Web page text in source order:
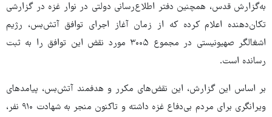
به‌گزارش قدس، همچنین دفتر اطلاع‌رسانی دولتی در نوار غزه در گزارشی
تکان‌دهنده اعلام کرده که از زمان آغاز اجرای توافق آتش‌بس، رژیم
اشغالگر صهیونیستی در مجموع ۳۰۰۵ مورد نقض این توافق را به ثبت
رسانده است.
بر اساس این گزارش، این نقض‌های مکرر و هدفمند آتش‌بس، پیامدهای
ویرانگری برای مردم بی‌دفاع غزه داشته و تاکنون منجر به شهادت ۹۱۰ نفر،